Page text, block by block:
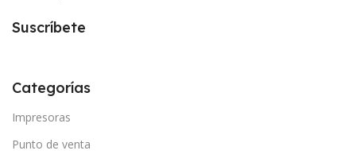
Suscríbete
Categorías
Impresoras
Punto de venta